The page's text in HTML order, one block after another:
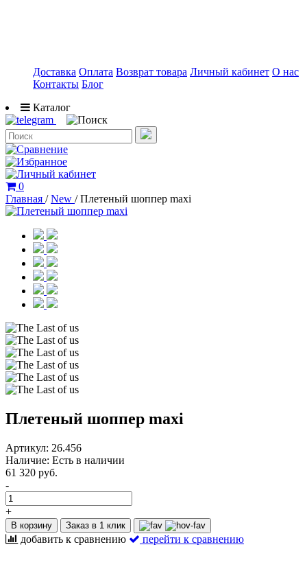
Доставка Оплата Возврат товара Личный кабинет О нас
Контакты Блог
Каталог
0
Главная / New / Плетеный шоппер maxi
Плетеный шоппер maxi
Артикул: 26.456
Наличие: Есть в наличии
61 320 руб.
-
+
В корзину Заказ в 1 клик
добавить к сравнению перейти к сравнению